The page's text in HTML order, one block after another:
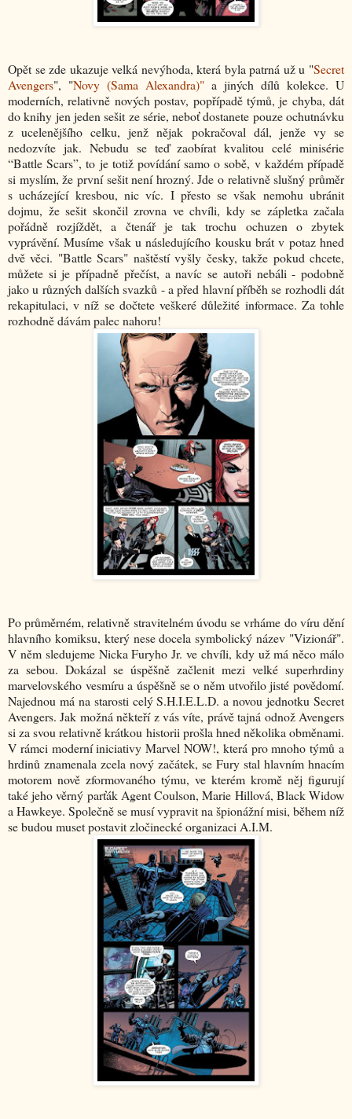
Opět se zde ukazuje velká nevýhoda, která byla patrná už u "Secret
Avengers", "Novy (Sama Alexandra)" a jiných dílů kolekce. U
moderních, relativně nových postav, popřípadě týmů, je chyba, dát
do knihy jen jeden sešit ze série, neboť dostanete pouze ochutnávku
z ucelenějšího celku, jenž nějak pokračoval dál, jenže vy se
nedozvíte jak. Nebudu se teď zaobírat kvalitou celé minisérie
“Battle Scars”, to je totiž povídání samo o sobě, v každém případě
si myslím, že první sešit není hrozný. Jde o relativně slušný průměr
s ucházející kresbou, nic víc. I přesto se však nemohu ubránit
dojmu, že sešit skončil zrovna ve chvíli, kdy se zápletka začala
pořádně rozjíždět, a čtenář je tak trochu ochuzen o zbytek
vyprávění. Musíme však u následujícího kousku brát v potaz hned
dvě věci. "Battle Scars" naštěstí vyšly česky, takže pokud chcete,
můžete si je případně přečíst, a navíc se autoři nebáli - podobně
jako u různých dalších svazků - a před hlavní příběh se rozhodli dát
rekapitulaci, v níž se dočtete veškeré důležité informace. Za tohle
rozhodně dávám palec nahoru!
Po průměrném, relativně stravitelném úvodu se vrháme do víru dění
hlavního komiksu, který nese docela symbolický název "Vizionář".
V něm sledujeme Nicka Furyho Jr. ve chvíli, kdy už má něco málo
za sebou. Dokázal se úspěšně začlenit mezi velké superhrdiny
marvelovského vesmíru a úspěšně se o něm utvořilo jisté povědomí.
Najednou má na starosti celý S.H.I.E.L.D. a novou jednotku Secret
Avengers. Jak možná někteří z vás víte, právě tajná odnož Avengers
si za svou relativně krátkou historii prošla hned několika obměnami.
V rámci moderní iniciativy Marvel NOW!, která pro mnoho týmů a
hrdinů znamenala zcela nový začátek, se Fury stal hlavním hnacím
motorem nově zformovaného týmu, ve kterém kromě něj figurují
také jeho věrný parťák Agent Coulson, Marie Hillová, Black Widow
a Hawkeye. Společně se musí vypravit na špionážní misi, během níž
se budou muset postavit zločinecké organizaci A.I.M.